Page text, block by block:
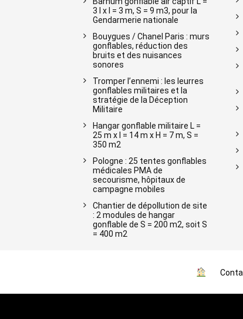
3 l x l = 3 m, S = 9 m3, pour la
Gendarmerie nationale
Bouygues / Chanel Paris : murs
gonflables, réduction des
bruits et des nuisances
sonores
Tromper l’ennemi : les leurres
gonflables militaires et la
stratégie de la Déception
Militaire
Hangar gonflable militaire L =
25 m x l = 14 m x H = 7 m, S =
350 m2
Pologne : 25 tentes gonflables
médicales PMA de
secourisme, hôpitaux de
campagne mobiles
Chantier de dépollution de site
: 2 modules de hangar
gonflable de S = 200 m2, soit S
= 400 m2